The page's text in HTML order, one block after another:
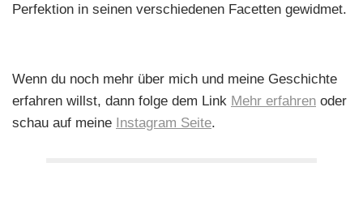
Perfektion in seinen verschiedenen Facetten gewidmet.
Wenn du noch mehr über mich und meine Geschichte
erfahren willst, dann folge dem Link Mehr erfahren oder
schau auf meine Instagram Seite.